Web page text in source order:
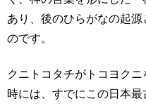
あり、後のひらがなの起源
のです。
クニトコタチがトコヨクニ
時には、すでにこの日本最